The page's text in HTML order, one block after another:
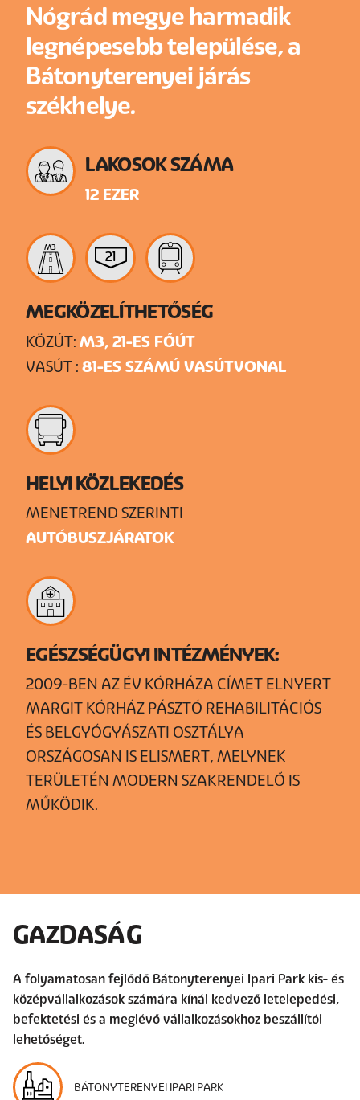
Nógrád megye harmadik
legnépesebb települése, a
Bátonyterenyei járás
székhelye.
LAKOSOK SZÁMA
12 EZER
M3
21
MEGKÖZELÍTHETŐSÉG
KÖZÚT: M3, 21-ES FŐÚT
VASÚT : 81-ES SZÁMÚ VASÚTVONAL
HELYI KÖZLEKEDÉS
MENETREND SZERINTI
AUTÓBUSZJÁRATOK
+
EGÉSZSÉGÜGYI INTÉZMÉNYEK:
2009-BEN AZ ÉV KÓRHÁZA CÍMET ELNYERT
MARGIT KÓRHÁZ PÁSZTÓ REHABILITÁCIÓS
ÉS BELGYÓGYÁSZATI OSZTÁLYA
ORSZÁGOSAN IS ELISMERT, MELYNEK
TERÜLETÉN MODERN SZAKRENDELŐ IS
MŰKÖDIK.
BÁTONYTERENYEI IPARI PARK
GAZDASÁG
A folyamatosan fejlődő Bátonyterenyei Ipari Park kis- és
középvállalkozások számára kínál kedvező letelepedési,
befektetési és a meglévő vállalkozásokhoz beszállítói
lehetőséget.